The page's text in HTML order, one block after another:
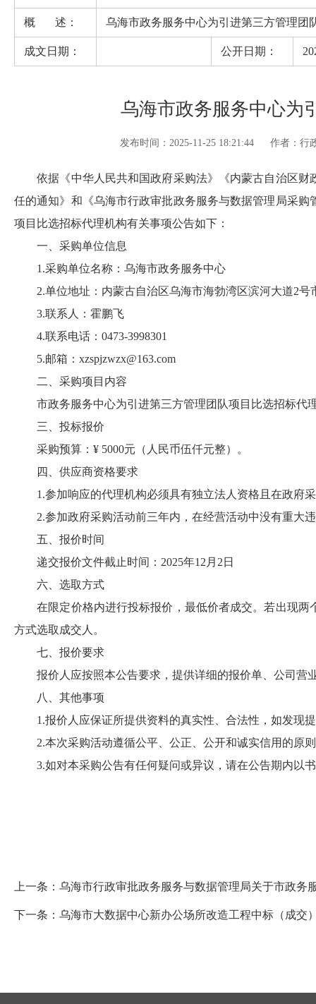
概 述： 乌海市政务服务中心为引进第三方管理团
成文日期： 公开日期：
乌海市政务服务中心为
发布时间：2025-11-25 18:21:44 作者：行
依据《中华人民共和国政府采购法》《内蒙古自治区财
任的通知》和《乌海市行政审批政务服务与数据管理局采
项目比选招标代理机构有关事项公告如下：
一、采购单位信息
1.采购单位名称：乌海市政务服务中心
2.单位地址：内蒙古自治区乌海市海勃湾区滨河大道2号
3.联系人：霍鹏飞
4.联系电话：0473-3998301
5.邮箱：xzspjzwzx@163.com
二、采购项目内容
市政务服务中心为引进第三方管理团队项目比选招标代
三、投标报价
采购预算：¥ 5000元（人民币伍仟元整）。
四、供应商资格要求
1.参加响应的代理机构必须具有独立法人资格且在政府
2.参加政府采购活动前三年内，在经营活动中没有重大
五、报价时间
递交报价文件截止时间：2025年12月2日
六、选取方式
在限定价格内进行投标报价，最低价者成交。若出现两
方式选取成交人。
七、报价要求
报价人应按照本公告要求，提供详细的报价单、公司营
八、其他事项
1.报价人应保证所提供资料的真实性、合法性，如发现
2.本次采购活动遵循公平、公正、公开和诚实信用的原
3.如对本采购公告有任何疑问或异议，请在公告期内以
上一条： 乌海市行政审批政务服务与数据管理局关于市政务
下一条： 乌海市大数据中心新办公场所改造工程中标（成交